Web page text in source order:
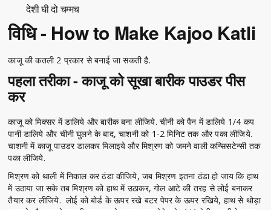
देशी घी दो चम्मच
विधि - How to Make Kajoo Katli
काजू की कतली 2 प्रकार से बनाई जा सकती है.
पहला तरीका - काजू को सूखा बारीक पाउडर पीस
कर
काजू को मिक्सर में डालिये और बारीक बना लीजिये. चीनी को पैन में डालिये 1/4 कप
पानी डालिये और चीनी घुलने के बाद, चाशनी को 1-2 मिनिट तक और पका लीजिये.
चाशनी में काजू पाउडर डालकर मिलाइये और मिश्रण को जमने वाली कन्सिसटेन्सी तक
पका लीजिये.
मिश्रण को थाली में निकाल कर ठंडा कीजिये, जब मिश्रण इतना ठंडा हो जाय कि हाथ
में उठाया जा सके तब मिश्रण को हाथ में उठाकर, गोल आटे की तरह से लोई बनाकर
तैयार कर लीजिये. लोई को बोर्ड के ऊपर रखे बटर पेपर के ऊपर रखिये, हाथ से थोड़ा